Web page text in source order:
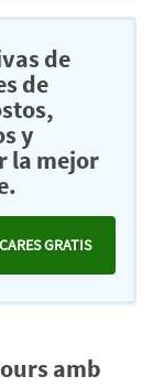
de
de
y
la mejor
GRATIS
amb